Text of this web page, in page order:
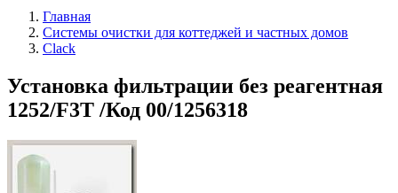
Главная
Системы очистки для коттеджей и частных домов
Clack
Установка фильтрации без реагентная
1252/F3T /Код 00/1256318